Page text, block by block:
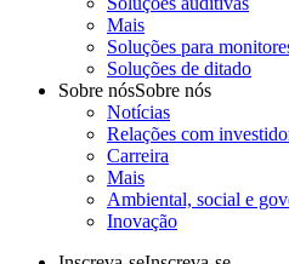
Mais
Soluções para
Soluções de ditado
Sobre nósSobre nós
Notícias
Relações com
Carreira
Mais
Ambiental, social e
Inovação